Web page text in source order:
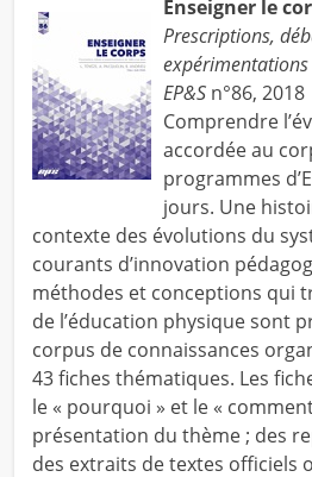
Enseigner le
Prescriptions,
EP&Sn°86, 2018
Comprendre
accordée au
programmes
jours. Une
contexte des évolutions du
courants d’innovation
méthodes et conceptions qui
de l’éducation physique sont
corpus de connaissances
43 fiches thématiques. Les
le « pourquoi » et le «
présentation du thème ; des
des extraits de textes officiels